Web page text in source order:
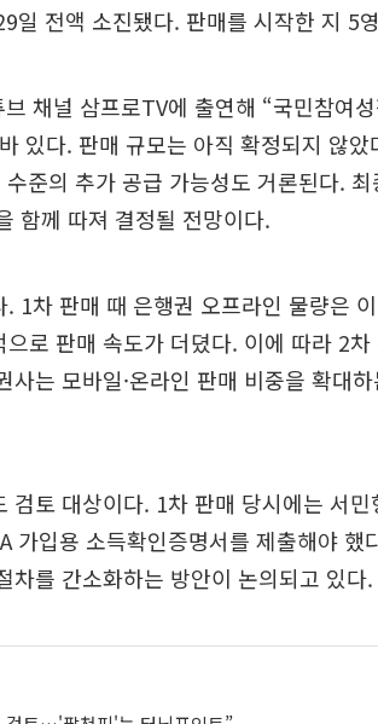
일 전액 소진됐다. 판매를 시작한 지 5
채널 삼프로TV에 출연해 “국민참여
있다. 판매 규모는 아직 확정되지 않았
준의 추가 공급 가능성도 거론된다.
함께 따져 결정될 전망이다.
1차 판매 때 은행권 오프라인 물량은
로 판매 속도가 더뎠다. 이에 따라 2차
는 모바일·온라인 판매 비중을 확대
검토 대상이다. 1차 판매 당시에는 서민
가입용 소득확인증명서를 제출해야 했
차를 간소화하는 방안이 논의되고 있다.